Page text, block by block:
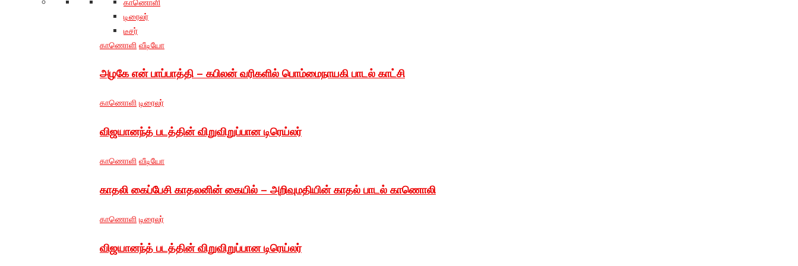
டிரைலர்
டீசர்
காணொளி வீடியோ
அழகே என் பாப்பாத்தி – கபிலன் வரிகளில் பொம்மைநாயகி பாடல் காட்சி
காணொளி டிரைலர்
விஜயானந்த் படத்தின் விறுவிறுப்பான டிரெய்லர்
காணொளி வீடியோ
காதலி கைப்பேசி காதலனின் கையில் – அறிவுமதியின் காதல் பாடல் காணொலி
காணொளி டிரைலர்
விஜயானந்த் படத்தின் விறுவிறுப்பான டிரெய்லர்